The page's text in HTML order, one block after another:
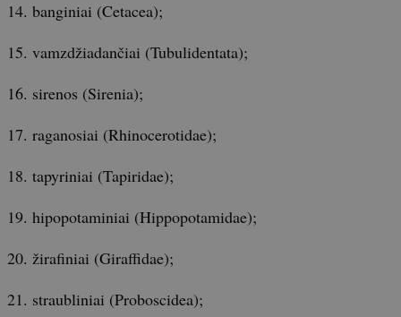
14. banginiai (Cetacea);
15. vamzdžiadančiai (Tubulidentata);
16. sirenos (Sirenia);
17. raganosiai (Rhinocerotidae);
18. tapyriniai (Tapiridae);
19. hipopotaminiai (Hippopotamidae);
20. žirafiniai (Giraffidae);
21. straubliniai (Proboscidea);